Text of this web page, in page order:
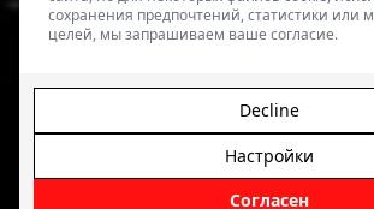
сохранения предпочтений, статистики или
целей, мы запрашиваем ваше согласие.
Согласен
Настройки
Decline
© 2026 4SPEED.LV. Visas tiesības
veikala izveide - Magecode.